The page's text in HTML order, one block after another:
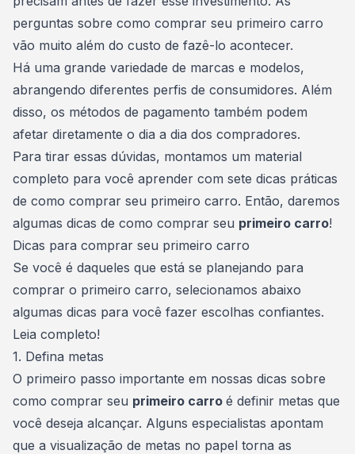
perguntas sobre como comprar seu primeiro carro
vão muito além do custo de fazê-lo acontecer.
Há uma grande variedade de marcas e modelos,
abrangendo diferentes perfis de consumidores. Além
disso, os métodos de pagamento também podem
afetar diretamente o dia a dia dos compradores.
Para tirar essas dúvidas, montamos um material
completo para você aprender com sete dicas práticas
de como comprar seu primeiro carro. Então, daremos
algumas dicas de como comprar seu primeiro carro!
Dicas para comprar seu primeiro carro
Se você é daqueles que está se planejando para
comprar o primeiro carro, selecionamos abaixo
algumas dicas para você fazer escolhas confiantes.
Leia completo!
1. Defina metas
O primeiro passo importante em nossas dicas sobre
como comprar seu primeiro carro é definir metas que
você deseja alcançar. Alguns especialistas apontam
que a visualização de metas no papel torna as